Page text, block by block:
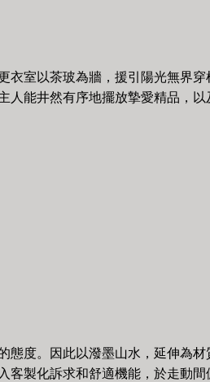
衣室以茶玻為牆，援引陽光無界
人能井然有序地擺放摯愛精品，
態度。因此以潑墨山水，延伸為
製化訴求和舒適機能，於走動間